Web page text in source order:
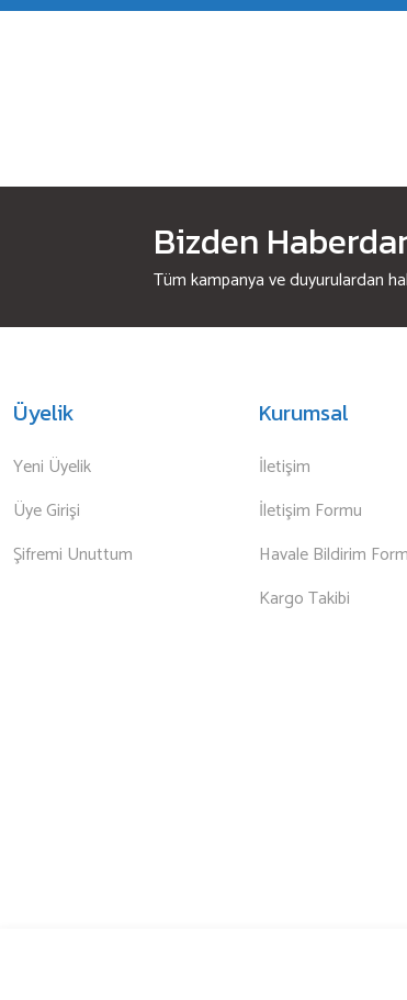
Bizden
Tüm kampanya ve duyurulardan
Üyelik
Yeni Üyelik
Üye Girişi
Şifremi Unuttum
Kurumsal
İletişim
İletişim Formu
Havale Bildirim
Kargo Takibi